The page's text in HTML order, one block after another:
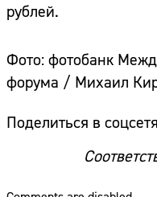
рублей.
Фото: фотобанк
форума / Михаил
Поделиться в